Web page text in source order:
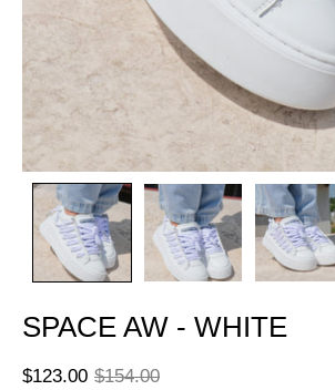
SPACE AW - WHITE
$123.00 $154.00